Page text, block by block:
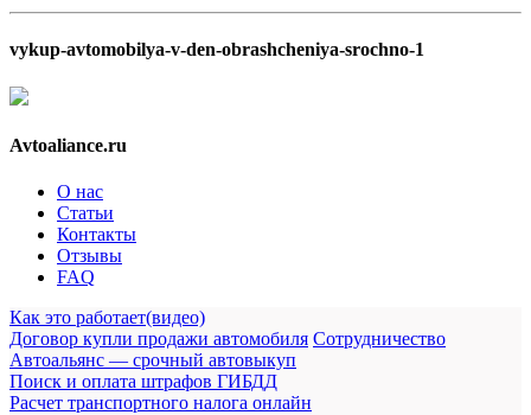
vykup-avtomobilya-v-den-obrashcheniya-srochno-1
Avtoaliance.ru
О нас
Статьи
Контакты
Отзывы
FAQ
Как это работает(видео)
Договор купли продажи автомобиля Сотрудничество
Автоальянс — срочный автовыкуп
Поиск и оплата штрафов ГИБДД
Расчет транспортного налога онлайн